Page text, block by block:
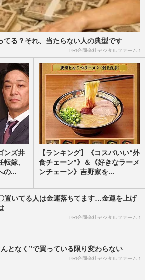
てる？それ、当たらない人の典型です
PR(合同会社デジタルファーム )
ンズ井
転嫁、
の...
【ランキング】《コスパいい“外
食チェーン”》＆《好きなラーメ
ンチェーン》吉野家を...
置いてる人は金運落ちてます…金運を上げ
PR(合同会社デジタルファーム )
となく”で買っている限り変わらない
PR(合同会社デジタルファーム )